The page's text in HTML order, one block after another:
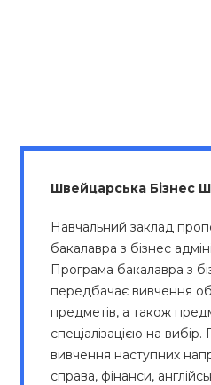
Швейцарська Бізнес
Навчальний заклад
бакалавра з бізнес
Програма бакалавра з
передбачає вивчення
предметів, а також
спеціалізацією на
вивчення наступних
справа, фінанси,